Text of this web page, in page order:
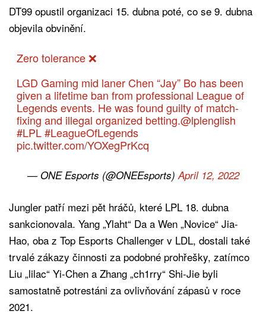
DT99 opustil organizaci 15. dubna poté, co se 9. dubna
objevila obvinění.
Zero tolerance ❌
LGD Gaming mid laner Chen “Jay” Bo has been
given a lifetime ban from professional League of
Legends events. He was found guilty of match-
fixing and illegal organized betting.@lplenglish
#LPL #LeagueOfLegends
pic.twitter.com/YOXegPrKcq
— ONE Esports (@ONEEsports) April 12, 2022
Jungler patří mezi pět hráčů, které LPL 18. dubna
sankcionovala. Yang „Ylaht“ Da a Wen „Novice“ Jia-
Hao, oba z Top Esports Challenger v LDL, dostali také
trvalé zákazy činnosti za podobné prohřešky, zatímco
Liu „lilac“ Yi-Chen a Zhang „ch1rry“ Shi-Jie byli
samostatně potrestáni za ovlivňování zápasů v roce
2021.